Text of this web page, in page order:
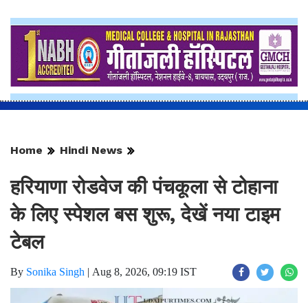
Home Hindi News
हरियाणा रोडवेज की पंचकूला से टोहाना
के लिए स्पेशल बस शुरू, देखें नया टाइम
टेबल
By Sonika Singh | Aug 8, 2026, 09:19 IST